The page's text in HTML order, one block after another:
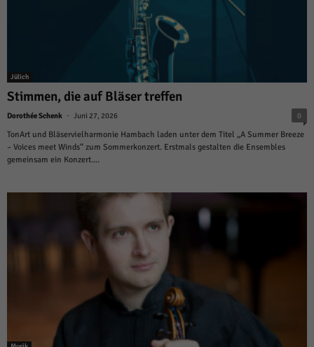
Jülich
Stimmen, die auf Bläser treffen
Dorothée Schenk - Juni 27, 2026 0
TonArt und Bläservielharmonie Hambach laden unter dem Titel „A Summer Breeze
– Voices meet Winds“ zum Sommerkonzert. Erstmals gestalten die Ensembles
gemeinsam ein Konzert....